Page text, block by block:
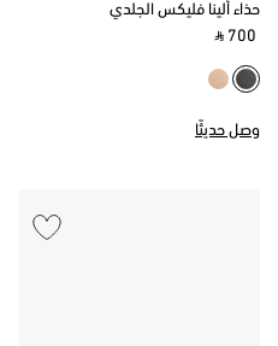
حذاء ألينا فليكس الجلدي
‎ ⃁ 700 ‎
وصل حديثًا